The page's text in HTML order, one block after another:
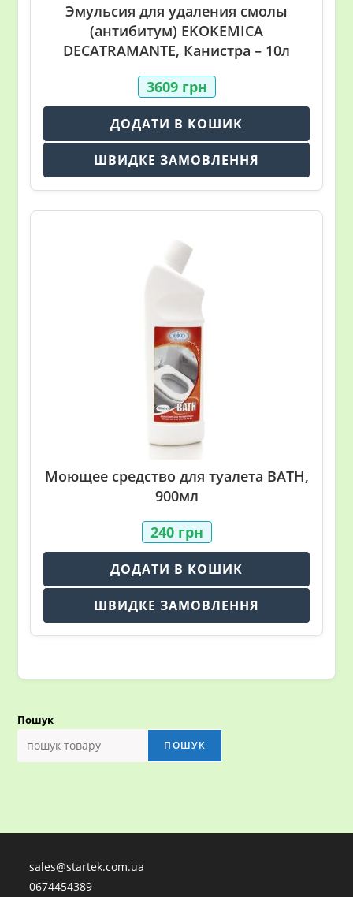
Эмульсия для удаления смолы
(антибитум) EKOKEMICA
DECATRAMANTE, Канистра – 10л
3609 грн
ДОДАТИ В КОШИК
ШВИДКЕ ЗАМОВЛЕННЯ
Моющее средство для туалета BATH,
900мл
240 грн
ДОДАТИ В КОШИК
ШВИДКЕ ЗАМОВЛЕННЯ
Пошук
ПОШУК
sales@startek.com.ua
0674454389